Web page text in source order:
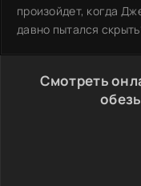
произойдет, когда
давно пытался
Смотреть